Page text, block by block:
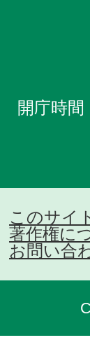
開庁時
このサイ
著作権に
お問い合